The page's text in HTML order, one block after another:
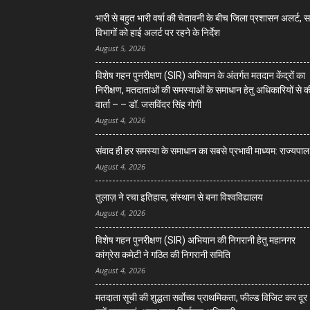
भारी से बहुत भारी वर्षा की चेतावनी के बीच जिला प्रशासन अलर्ट,
विभागों को हाई अलर्ट पर रहने के निर्देश
August 5, 2026
विशेष गहन पुनरीक्षण (SIR) अभियान के अंतर्गत मतदान केंद्रों का
निरीक्षण, मतदाताओं की समस्याओं के समाधान हेतु अधिकारियों से
वार्ता – – डॉ. जसविंदर सिंह गोगी
August 4, 2026
संवाद ही हर समस्या के समाधान का सबसे प्रभावी माध्यम: राज्यपाल
August 4, 2026
तुलाज़ ने रचा इतिहास, संस्थान से बना विश्वविद्यालय
August 4, 2026
विशेष गहन पुनरीक्षण (SIR) अभियान की निगरानी हेतु महानगर
कांग्रेस कमेटी ने गठित की निगरानी समिति
August 4, 2026
मतदाता सूची की शुद्धता सर्वाेच्च प्राथमिकता, फील्ड विजिट कर दूर